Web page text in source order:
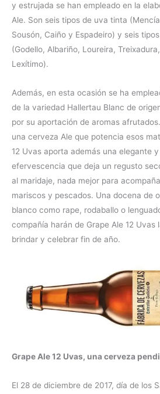
y estrujada se han empleado en la
Ale. Son seis tipos de uva tinta
Sousón, Caiño y Espadeiro) y seis
(Godello, Albariño, Loureira,
Lexítimo).
Además, en esta ocasión se ha
de la variedad Hallertau Blanc de
por su aportación de aromas
una cerveza Ale que potencia esos
12 Uvas aporta además una elegante
efervescencia que deja un regusto
al maridaje, nada mejor para
mariscos y pescados. Una docena de
blanco como rape, rodaballo o
compañía harán de Grape Ale 12 Uvas
brindar y celebrar fin de año.
Grape Ale 12 Uvas, una cerveza
El 28 de diciembre de 2017, día de los